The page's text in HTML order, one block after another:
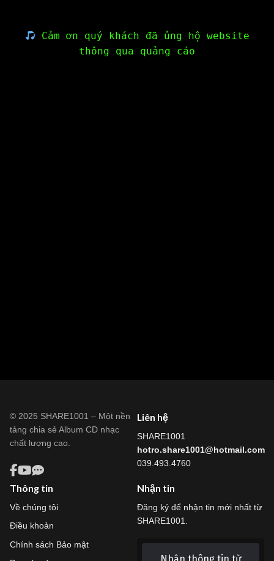
Cảm ơn quý khách đã ủng hộ website
thông qua quảng cáo
© 2025 SHARE1001 – Một nền
tảng chia sẻ Album CD nhạc
chất lượng cao.
Liên hệ
SHARE1001
hotro.share1001@hotmail.com
039.493.4760
Thông tin
Về chúng tôi
Điều khoản
Chính sách Bảo mật
Nhận tin
Đăng ký để nhận tin mới nhất từ
SHARE1001.